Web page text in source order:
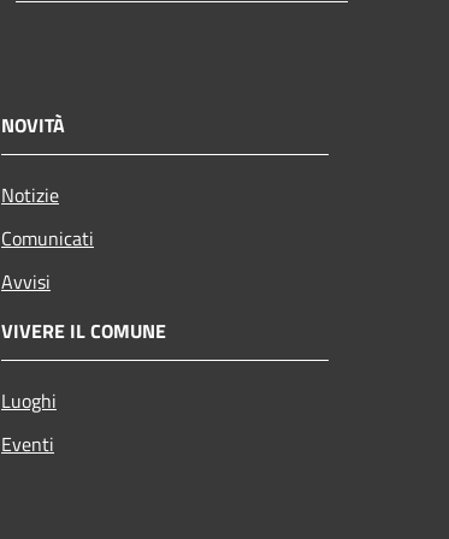
NOVITÀ
Notizie
Comunicati
Avvisi
VIVERE IL COMUNE
Luoghi
Eventi